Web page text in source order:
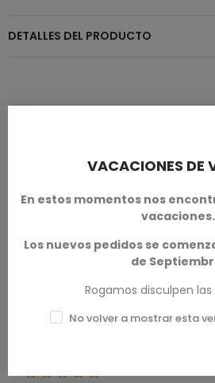
DETALLES DEL PRODUCTO
Calificación
0.0
0 Reseña
★★★★★
VACACIONES DE
En estos momentos nos
vacaciones.
Los nuevos pedidos se
de
Rogamos disculpen
No volver a mostrar esta